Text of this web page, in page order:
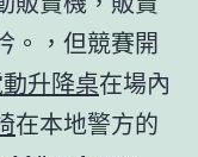
。，但競賽開
升降桌在場內
在本地警方的